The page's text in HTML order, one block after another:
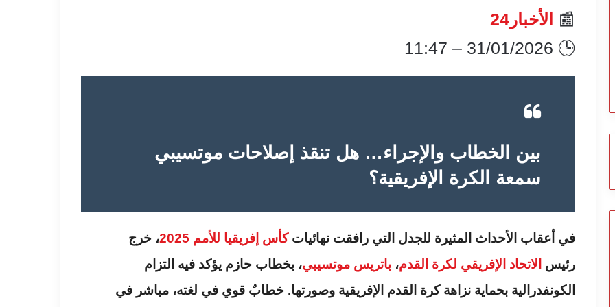
📰
الأخبار24
🕒 31/01/2026 – 11:47
بين الخطاب والإجراء… هل تنقذ إصلاحات موتسيبي
سمعة الكرة الإفريقية؟
في أعقاب الأحداث المثيرة للجدل التي رافقت نهائياتكأس إفريقيا للأمم 2025
، خرج
رئيس الاتحاد الإفريقي لكرة القدم، باتريس موتسيبي، بخطاب حازم يؤكد فيه التزام
الكونفدرالية بحماية نزاهة كرة القدم الإفريقية وصورتها. خطابٌ قوي في لغته، مباشر في